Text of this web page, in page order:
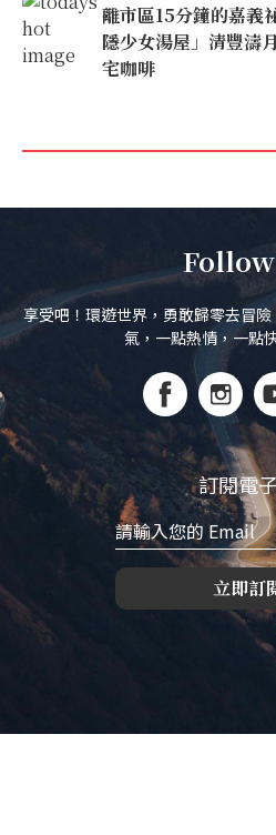
離市區15分鐘的嘉義
隱少女湯屋」清豐濤
宅咖啡
享受吧！環遊世界，勇敢歸零去冒
氣，一點熱情，一點
訂閱電
立即訂